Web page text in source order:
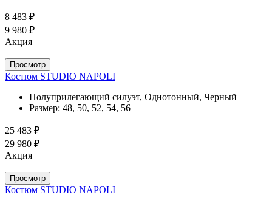
8 483 ₽
9 980 ₽
Акция
Просмотр
Костюм STUDIO NAPOLI
Полуприлегающий силуэт, Однотонный, Черный
Размер: 48, 50, 52, 54, 56
25 483 ₽
29 980 ₽
Акция
Просмотр
Костюм STUDIO NAPOLI